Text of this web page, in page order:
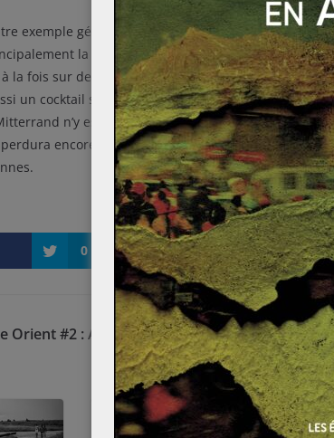
exemple géopolitique de la théorie des dominos,
la situation en Afrique du Sud,
la fois sur des purs sujets sociaux internes, mais
un cocktail subtil de fin de Guerre Froide, de
n’y est pas étranger) et de réalisme
encore de nombreuses années en Angola,
0 1
Orient #2 : A quoi joue don
Retour sur la
L’économie indienne